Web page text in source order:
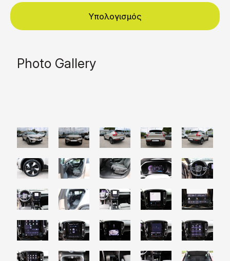
Υπολογισμός
Photo Gallery